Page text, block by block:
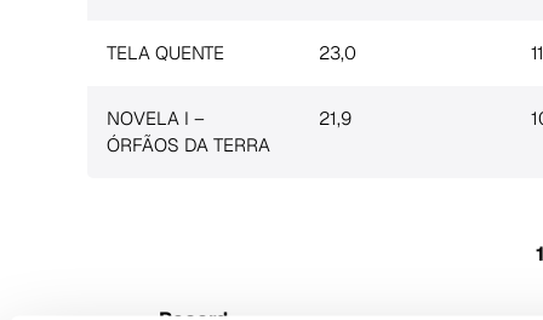
TELA QUENTE 23,0
NOVELA I –
ÓRFÃOS DA TERRA
21,9